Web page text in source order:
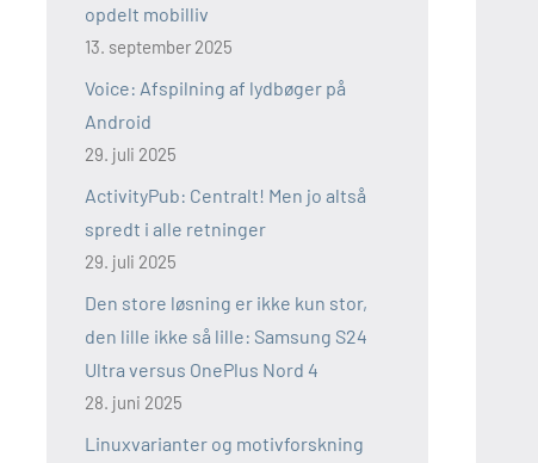
opdelt mobilliv
13. september 2025
Voice: Afspilning af lydbøger på
Android
29. juli 2025
ActivityPub: Centralt! Men jo altså
spredt i alle retninger
29. juli 2025
Den store løsning er ikke kun stor,
den lille ikke så lille: Samsung S24
Ultra versus OnePlus Nord 4
28. juni 2025
Linuxvarianter og motivforskning